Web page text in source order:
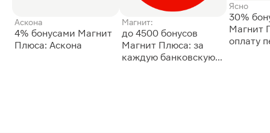
Аскона
4% бонусами Магнит
Плюса: Аскона
Магнит:
до 4500 бонусов
Магнит Плюса: за
каждую банковскую
Ясно
30%
Магнит
оплату